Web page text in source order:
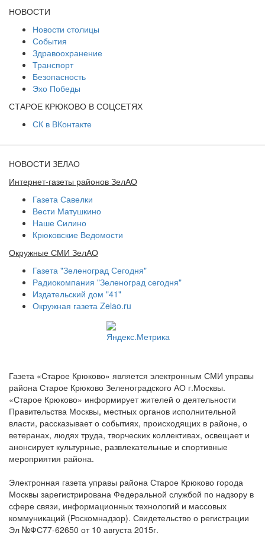
НОВОСТИ
Новости столицы
События
Здравоохранение
Транспорт
Безопасность
Эхо Победы
СТАРОЕ КРЮКОВО В СОЦСЕТЯХ
СК в ВКонтакте
НОВОСТИ ЗЕЛАО
Интернет-газеты районов ЗелАО
Газета Савелки
Вести Матушкино
Наше Силино
Крюковские Ведомости
Окружные СМИ ЗелАО
Газета "Зеленоград Сегодня"
Радиокомпания "Зеленоград сегодня"
Издательский дом "41"
Окружная газета Zelao.ru
Газета «Старое Крюково» является электронным СМИ управы
района Старое Крюково Зеленоградского АО г.Москвы.
«Старое Крюково» информирует жителей о деятельности
Правительства Москвы, местных органов исполнительной
власти, рассказывает о событиях, происходящих в районе, о
ветеранах, людях труда, творческих коллективах, освещает и
анонсирует культурные, развлекательные и спортивные
мероприятия района.
Электронная газета управы района Старое Крюково города
Москвы зарегистрирована Федеральной службой по надзору в
сфере связи, информационных технологий и массовых
коммуникаций (Роскомнадзор). Свидетельство о регистрации
Эл №ФС77-62650 от 10 августа 2015г.